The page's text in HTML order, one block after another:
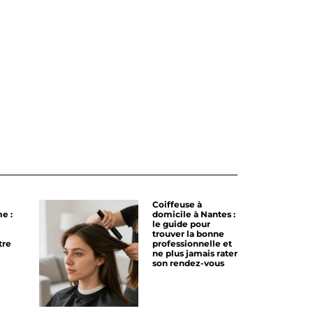
:
Coiffeuse à
domicile à Nantes :
le guide pour
trouver la bonne
professionnelle et
ne plus jamais rater
son rendez-vous